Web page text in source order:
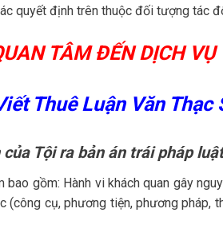
quyết định trên thuộc đối tượng tác
TÂM ĐẾN DỊCH VỤ
Thuê Luận Văn Thạc
Tội ra bản án trái pháp luật
gồm: Hành vi khách quan gây
(công cụ, phương tiện, phương